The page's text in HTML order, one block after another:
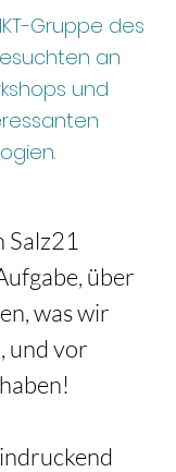
Gruppe des
an
und
Salz21
über
was wir
und vor